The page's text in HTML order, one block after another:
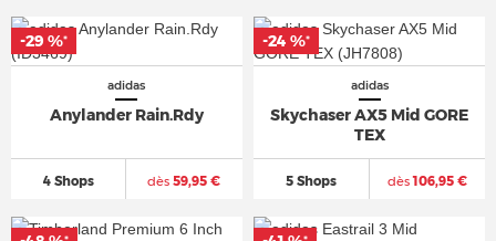
adidas
Anylander Rain.Rdy
4 Shops dès 59,95 €
-29 %*
adidas
Skychaser AX5 Mid GORE
TEX
5 Shops dès106,95 €
-24 %*